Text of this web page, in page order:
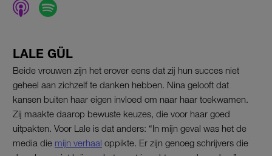
LALE GÜL
Beide vrouwen zijn het erover eens dat zij hun succes niet
geheel aan zichzelf te danken hebben. Nina gelooft dat
kansen buiten haar eigen invloed om naar haar toekwamen.
Zij maakte daarop bewuste keuzes, die voor haar goed
uitpakten. Voor Lale is dat anders: “In mijn geval was het de
media die mijn verhaal oppikte. Er zijn genoeg schrijvers die